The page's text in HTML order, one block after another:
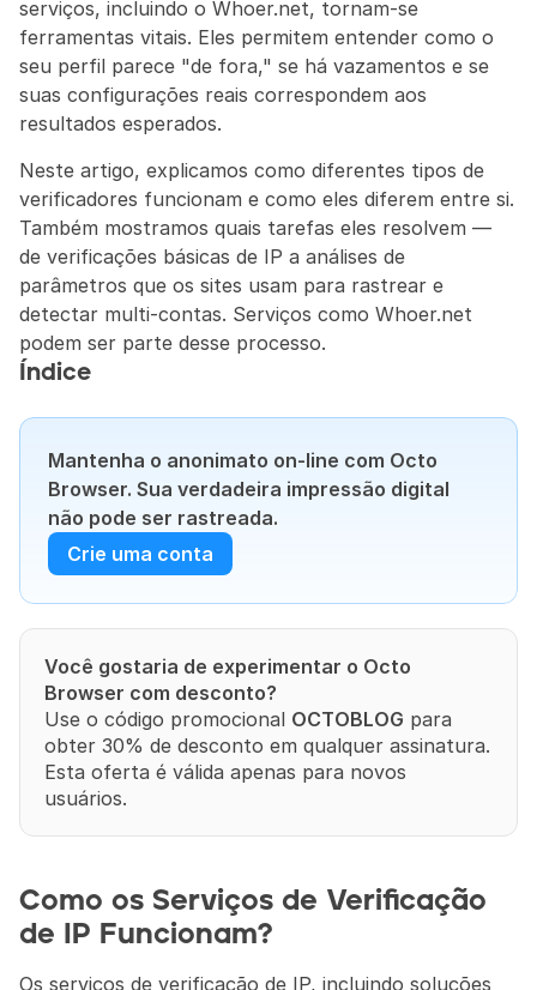
serviços, incluindo o Whoer.net, tornam-se
ferramentas vitais. Eles permitem entender como o
seu perfil parece "de fora," se há vazamentos e se
suas configurações reais correspondem aos
resultados esperados.
Neste artigo, explicamos como diferentes tipos de
verificadores funcionam e como eles diferem entre si.
Também mostramos quais tarefas eles resolvem —
de verificações básicas de IP a análises de
parâmetros que os sites usam para rastrear e
detectar multi-contas. Serviços como Whoer.net
podem ser parte desse processo.
Índice
Mantenha o anonimato on-line com Octo
Browser. Sua verdadeira impressão digital
não pode ser rastreada.
Crie uma conta
Você gostaria de experimentar o Octo
Browser com desconto?
Use o código promocional OCTOBLOG para
obter 30% de desconto em qualquer assinatura.
Esta oferta é válida apenas para novos
usuários.
Como os Serviços de Verificação
de IP Funcionam?
Os serviços de verificação de IP, incluindo soluções